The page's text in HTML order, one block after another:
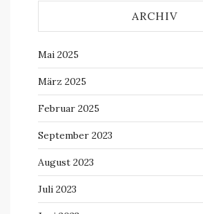
ARCHIV
Mai 2025
März 2025
Februar 2025
September 2023
August 2023
Juli 2023